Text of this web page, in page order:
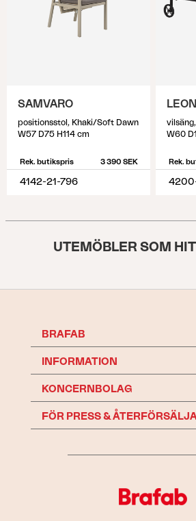
SAMVARO
positionsstol, Khaki/Soft Dawn
W57 D75 H114 cm
Rek. butikspris 3 390 SEK
4142-21-796
W60
Rek.
UTEMÖBLER SOM
BRAFAB
INFORMATION
KONCERNBOLAG
FÖR PRESS &